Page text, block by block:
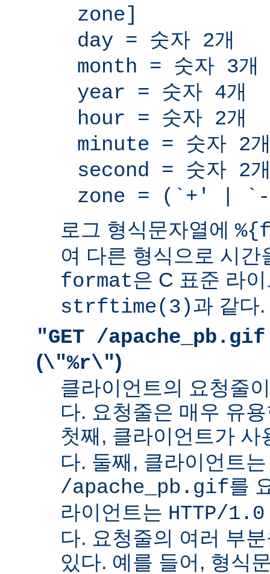
zone]
day = 숫자 2개
month = 숫자 3개
year = 숫자 4개
hour = 숫자 2개
minute = 숫자 2
second = 숫자 2
zone = (`+' | `-
로그 형식문자열에
여 다른 형식으로 시간
format은 C 표준 라
strftime(3)과 같다.
"GET /
(\"%r\")
클라이언트의 요청줄
다. 요청줄은 매우 유
첫째, 클라이언트가
다. 둘째, 클라이언트
/apache_pb.gif를
라이언트는 HTTP/1.0
다. 요청줄의 여러 부
있다. 예를 들어, 형식